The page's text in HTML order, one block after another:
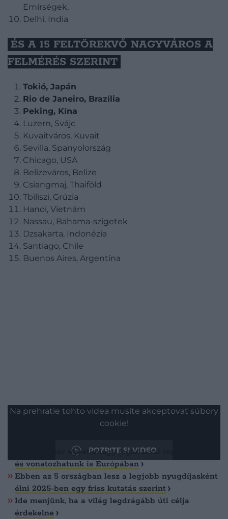
Emírségek,
Delhi, India
ÉS A 15 FELTÖREKVŐ NAGYVÁROS A
FELMÉRÉS SZERINT
Tokió, Japán
Rio de Janeiro, Brazília
Peking, Kína
Luzern, Svájc
Kuvaitváros, Kuvait
Sevilla, Spanyolország
Chicago, USA
Belizeváros, Belize
Csiangmaj, Thaiföld
Tbiliszi, Grúzia
Hanoi, Vietnám
Nassau, Bahama-szigetek
Dzsakarta, Indonézia
Santiago, Chile
Buenos Aires, Argentína
Na prehratie tohto videa musíte akceptovať súbory
cookie!
POZRITE SI VIDEO
2025-től már egyetlenegy foglalással repülhetünk
és vonatozhatunk is Európában
Ebben az 5 országban lesz a legjobb nyugdíjasként
élni 2025-ben egy friss kutatás szerint
Ide menjünk, ha a világ legdrágább úti célja
érdekelne